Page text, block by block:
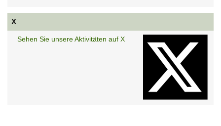
X
Sehen Sie unsere Aktivitäten auf X